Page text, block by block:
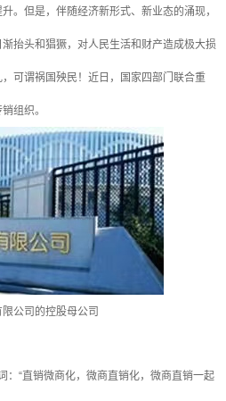
。但是，伴随经济新形式、新业态的涌现，
抬头和猖獗，对人民生活和财产造成极大损
可谓祸国殃民！近日，国家四部门联合重
组织。
公司的控股母公司
“直销微商化，微商直销化，微商直销一起